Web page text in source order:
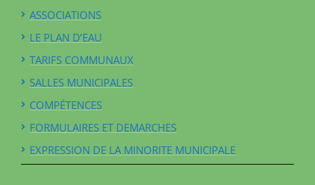
ASSOCIATIONS
LE PLAN D’EAU
TARIFS COMMUNAUX
SALLES MUNICIPALES
COMPÉTENCES
FORMULAIRES ET DEMARCHES
EXPRESSION DE LA MINORITE MUNICIPALE